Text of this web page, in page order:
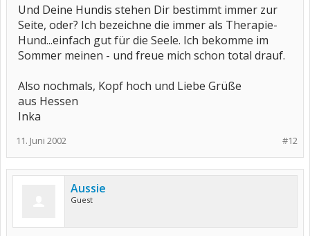
Und Deine Hundis stehen Dir bestimmt immer zur
Seite, oder? Ich bezeichne die immer als Therapie-
Hund...einfach gut für die Seele. Ich bekomme im
Sommer meinen - und freue mich schon total drauf.
Also nochmals, Kopf hoch und Liebe Grüße
aus Hessen
Inka
#12
11. Juni 2002
Aussie
Guest